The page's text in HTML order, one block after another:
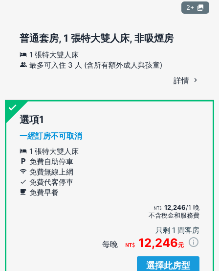
2+
普通套房, 1 張特大雙人床, 非吸煙房
1 張特大雙人床
最多可入住 3 人 (含所有額外成人與孩童)
詳情
選項
一經訂房不可取消
1 張特大雙人床
免費自助停車
免費無線上網
免費代客停車
免費早餐
12,246/1 晚
不含稅金和服務費
只剩 1 間客房
每晚 12,246元
選擇此房型